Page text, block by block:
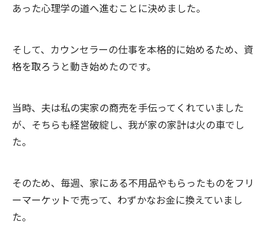
あった心理学の道へ進むことに決めました。
そして、カウンセラーの仕事を本格的に始めるため、資
格を取ろうと動き始めたのです。
当時、夫は私の実家の商売を手伝ってくれていました
が、そちらも経営破綻し、我が家の家計は火の車でし
た。
そのため、毎週、家にある不用品やもらったものをフリ
ーマーケットで売って、わずかなお金に換えていまし
た。